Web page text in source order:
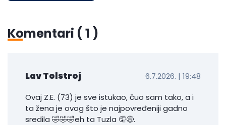
Komentari (1 )
Lav Tolstroj
6.7.2026. | 19:48
Ovaj Z.E. (73) je sve istukao, čuo sam tako, a i
ta žena je ovog što je najpovređeniji gadno
sredila 🤣🤣🤣eh ta Tuzla 🤦😅.